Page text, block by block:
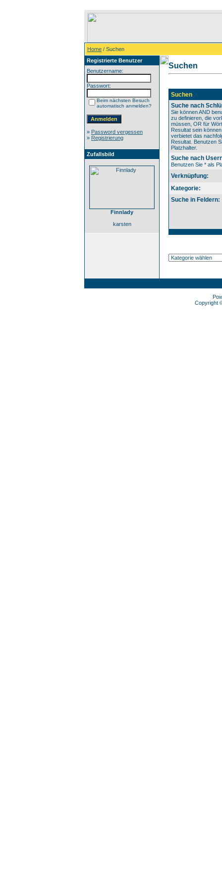
Home / Suchen
Registrierte Benutzer
Benutzername:
Passwort:
Beim nächsten Besuch
automatisch anmelden?
» Password vergessen
» Registrierung
Zufallsbild
Finnlady
karsten
Suchen
Suchen
Suche nach
Sie können AND
zu definieren, die
müssen, OR für
Resultat sein
verbietet das
Resultat. Benutzen
Platzhalter.
Suche nach
Benutzen Sie * als
Verknüpfung:
Kategorie:
Suche in Feldern:
Copyright